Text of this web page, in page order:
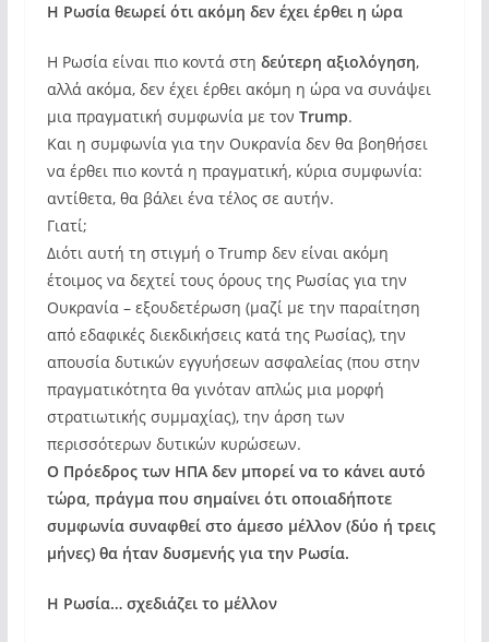
Η Ρωσία θεωρεί ότι ακόμη δεν έχει έρθει η ώρα
Η Ρωσία είναι πιο κοντά στη δεύτερη αξιολόγηση,
αλλά ακόμα, δεν έχει έρθει ακόμη η ώρα να συνάψει
μια πραγματική συμφωνία με τον Trump.
Και η συμφωνία για την Ουκρανία δεν θα βοηθήσει
να έρθει πιο κοντά η πραγματική, κύρια συμφωνία:
αντίθετα, θα βάλει ένα τέλος σε αυτήν.
Γιατί;
Διότι αυτή τη στιγμή ο Trump δεν είναι ακόμη
έτοιμος να δεχτεί τους όρους της Ρωσίας για την
Ουκρανία – εξουδετέρωση (μαζί με την παραίτηση
από εδαφικές διεκδικήσεις κατά της Ρωσίας), την
απουσία δυτικών εγγυήσεων ασφαλείας (που στην
πραγματικότητα θα γινόταν απλώς μια μορφή
στρατιωτικής συμμαχίας), την άρση των
περισσότερων δυτικών κυρώσεων.
Ο Πρόεδρος των ΗΠΑ δεν μπορεί να το κάνει αυτό
τώρα, πράγμα που σημαίνει ότι οποιαδήποτε
συμφωνία συναφθεί στο άμεσο μέλλον (δύο ή τρεις
μήνες) θα ήταν δυσμενής για την Ρωσία.
Η Ρωσία… σχεδιάζει το μέλλον